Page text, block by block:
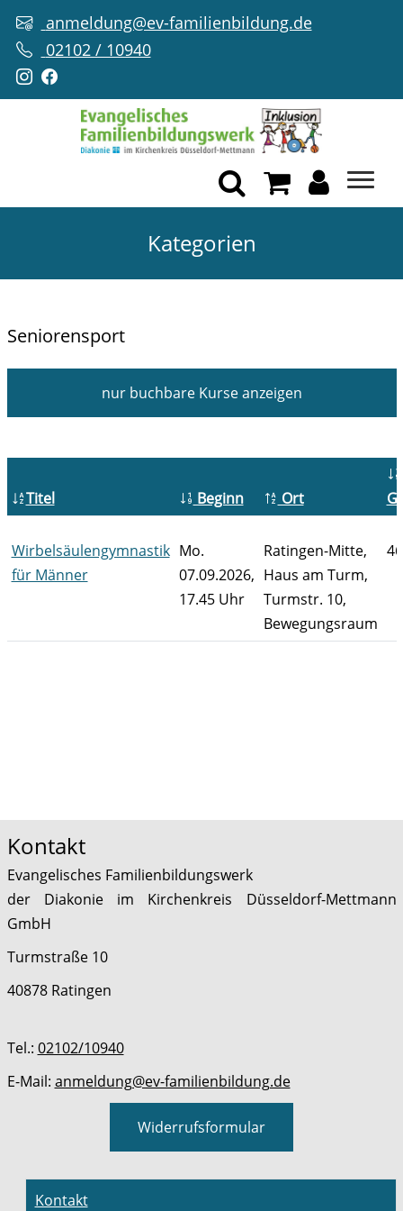
anmeldung@ev-familienbildung.de
02102 / 10940
Kategorien
Seniorensport
nur buchbareKurse anzeigen
Titel Beginn Ort
Wirbelsäulengymnastik
für Männer
Mo.
07.09.2026,
17.45 Uhr
Ratingen-Mitte,
Haus am Turm,
Turmstr. 10,
Bewegungsraum
Kontakt
Evangelisches Familienbildungswerk
der Diakonie im Kirchenkreis Düsseldorf-Mettmann
GmbH
Turmstraße 10
40878 Ratingen
Tel.: 02102/10940
E-Mail: anmeldung@ev-familienbildung.de
Widerrufsformular
Kontakt